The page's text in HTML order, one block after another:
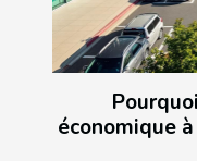
économique